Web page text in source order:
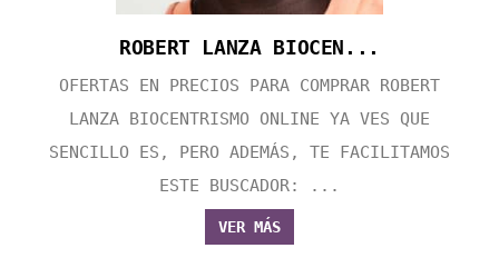
ROBERT LANZA BIOCEN...
OFERTAS EN PRECIOS PARA COMPRAR ROBERT
LANZA BIOCENTRISMO ONLINE YA VES QUE
SENCILLO ES, PERO ADEMÁS, TE FACILITAMOS
ESTE BUSCADOR: ...
VER MÁS